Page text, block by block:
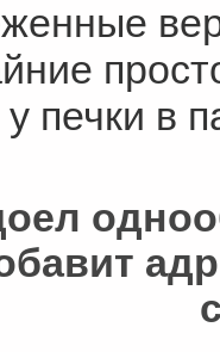
у печки в